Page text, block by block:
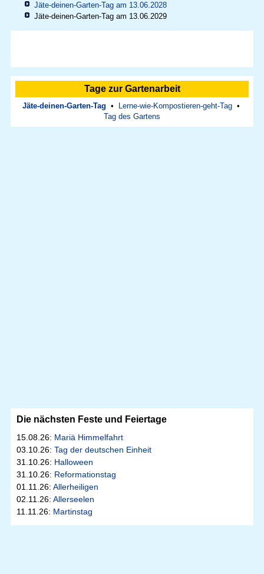
Jäte-deinen-Garten-Tag am 13.06.2028
Jäte-deinen-Garten-Tag am 13.06.2029
Tage zur Gartenarbeit
Jäte-deinen-Garten-Tag • Lerne-wie-Kompostieren-geht-Tag•
Tag des Gartens
Die nächsten Feste und Feiertage
15.08.26: Mariä Himmelfahrt
03.10.26: Tag der deutschen Einheit
31.10.26: Halloween
31.10.26: Reformationstag
01.11.26: Allerheiligen
02.11.26: Allerseelen
11.11.26: Martinstag